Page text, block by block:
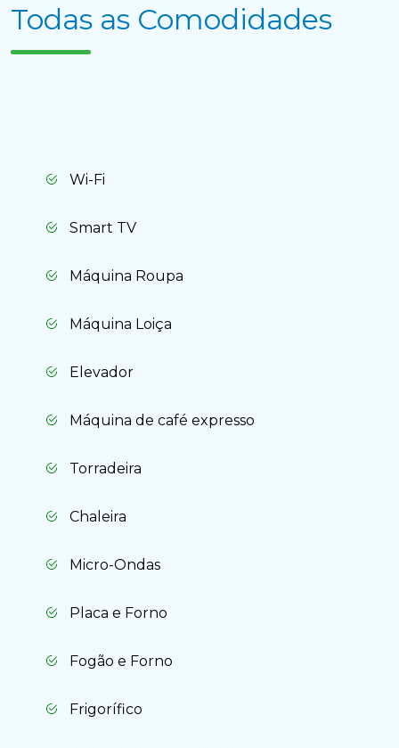
Todas as Comodidades
Wi-Fi
Smart TV
Máquina Roupa
Máquina Loiça
Elevador
Máquina de café expresso
Torradeira
Chaleira
Micro-Ondas
Placa e Forno
Fogão e Forno
Frigorífico